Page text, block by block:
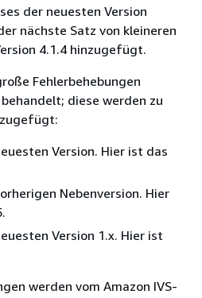
der neuesten Version
nächste Satz von kleineren
4.1.4 hinzugefügt.
Fehlerbehebungen
diese werden zu
Version. Hier ist das
Nebenversion. Hier
Version 1.x. Hier ist
werden vom Amazon IVS-